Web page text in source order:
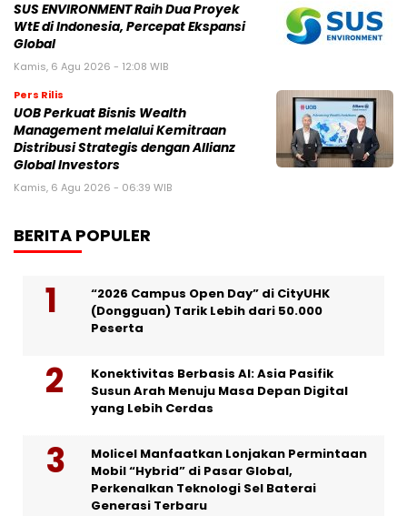
SUS ENVIRONMENT Raih Dua Proyek
WtE di Indonesia, Percepat Ekspansi
Global
Kamis, 6 Agu 2026 - 12:08 WIB
Pers Rilis
UOB Perkuat Bisnis Wealth
Management melalui Kemitraan
Distribusi Strategis dengan Allianz
Global Investors
Kamis, 6 Agu 2026 - 06:39 WIB
BERITA POPULER
“2026 Campus Open Day” di CityUHK
(Dongguan) Tarik Lebih dari 50.000
Peserta
Konektivitas Berbasis AI: Asia Pasifik
Susun Arah Menuju Masa Depan Digital
yang Lebih Cerdas
Molicel Manfaatkan Lonjakan Permintaan
Mobil “Hybrid” di Pasar Global,
Perkenalkan Teknologi Sel Baterai
Generasi Terbaru